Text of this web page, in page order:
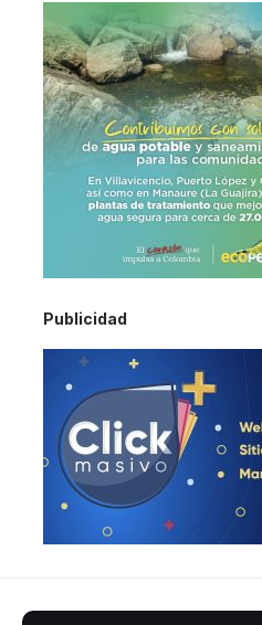
Publicidad